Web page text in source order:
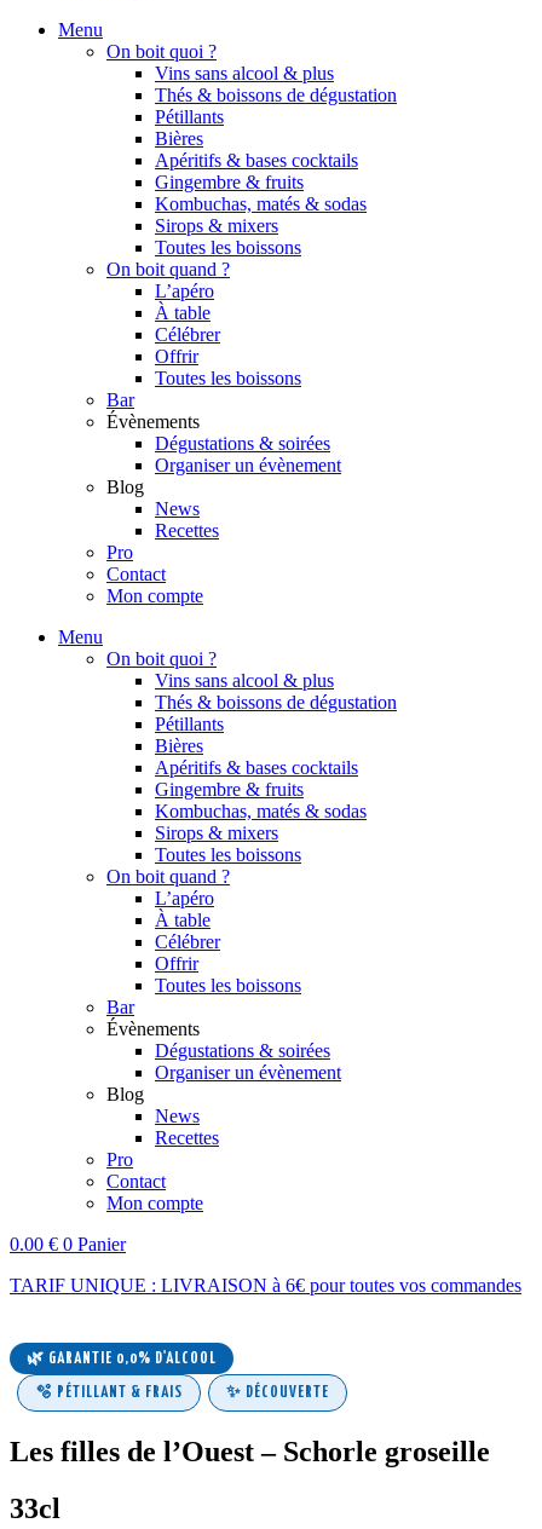
Menu
On boit quoi ?
Vins sans alcool & plus
Thés & boissons de dégustation
Pétillants
Bières
Apéritifs & bases cocktails
Gingembre & fruits
Kombuchas, matés & sodas
Sirops & mixers
Toutes les boissons
On boit quand ?
L’apéro
À table
Célébrer
Offrir
Toutes les boissons
Bar
Évènements
Dégustations & soirées
Organiser un évènement
Blog
News
Recettes
Pro
Contact
Mon compte
Menu
On boit quoi ?
Vins sans alcool & plus
Thés & boissons de dégustation
Pétillants
Bières
Apéritifs & bases cocktails
Gingembre & fruits
Kombuchas, matés & sodas
Sirops & mixers
Toutes les boissons
On boit quand ?
L’apéro
À table
Célébrer
Offrir
Toutes les boissons
Bar
Évènements
Dégustations & soirées
Organiser un évènement
Blog
News
Recettes
Pro
Contact
Mon compte
0.00 € 0 Panier
TARIF UNIQUE : LIVRAISON à 6€ pour toutes vos commandes
🌿 GARANTIE 0,0% D'ALCOOL
🫧 PÉTILLANT & FRAIS ✨ DÉCOUVERTE
Les filles de l’Ouest – Schorle groseille
33cl